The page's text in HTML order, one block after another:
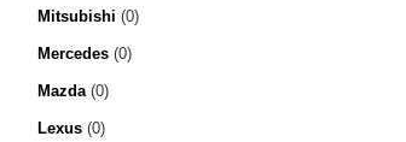
Mitsubishi (0)
Mercedes(0)
Mazda(0)
Lexus(0)